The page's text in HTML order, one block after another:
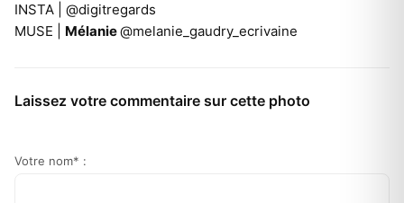
INSTA | @digitregards
MUSE | Mélanie@melanie_gaudry_ecrivaine
Laissez votre commentaire sur cette photo
Votre nom* :